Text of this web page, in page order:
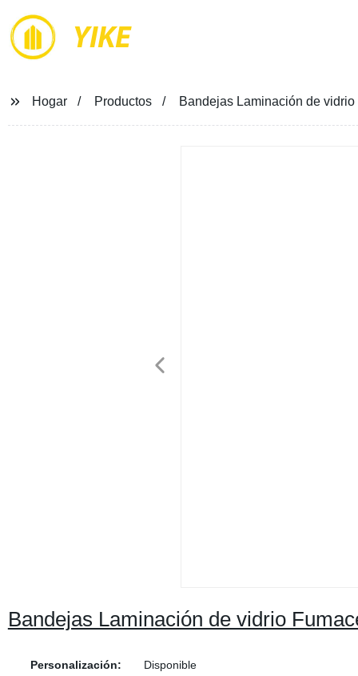
YIKE
Hogar Productos Bandejas Laminación de
Bandejas Laminación de vidrio
Personalización:
Disponible